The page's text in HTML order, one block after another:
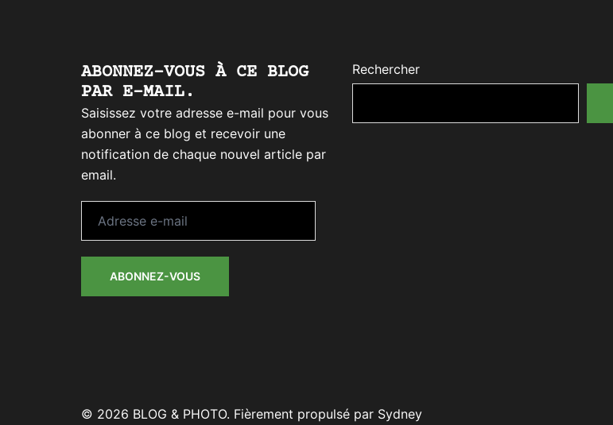
ABONNEZ-VOUS À CE BLOG
PAR E-MAIL.
Saisissez votre adresse e-mail pour vous
abonner à ce blog et recevoir une
notification de chaque nouvel article par
email.
ABONNEZ-VOUS
Rechercher
© 2026 BLOG & PHOTO. Fièrement propulsé par Sydney